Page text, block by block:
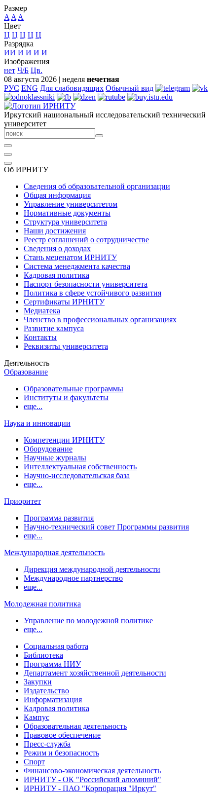
Размер
A A A
Цвет
Ц Ц Ц Ц Ц
Разрядка
ИИ И И И И
Изображения
нет Ч/Б Цв.
08 августа 2026 | неделя нечетная
РУС ENG Для слабовидящих Обычный вид
Иркутский национальный исследовательский технический
университет
Об ИРНИТУ
Сведения об образовательной организации
Общая информация
Управление университетом
Нормативные документы
Структура университета
Наши достижения
Реестр соглашений о сотрудничестве
Сведения о доходах
Стань меценатом ИРНИТУ
Система менеджмента качества
Кадровая политика
Паспорт безопасности университета
Политика в сфере устойчивого развития
Сертификаты ИРНИТУ
Медиатека
Членство в профессиональных организациях
Развитие кампуса
Контакты
Реквизиты университета
Деятельность
Образование
Образовательные программы
Институты и факультеты
еще...
Наука и инновации
Компетенции ИРНИТУ
Оборудование
Научные журналы
Интеллектуальная собственность
Научно-исследовательская база
еще...
Приоритет
Программа развития
Научно-технический совет Программы развития
еще...
Международная деятельность
Дирекция международной деятельности
Международное партнерство
еще...
Молодежная политика
Управление по молодежной политике
еще...
Социальная работа
Библиотека
Программа НИУ
Департамент хозяйственной деятельности
Закупки
Издательство
Информатизация
Кадровая политика
Кампус
Образовательная деятельность
Правовое обеспечение
Пресс-служба
Режим и безопасность
Спорт
Финансово-экономическая деятельность
ИРНИТУ - ОК "Российский алюминий"
ИРНИТУ - ПАО "Корпорация "Иркут"